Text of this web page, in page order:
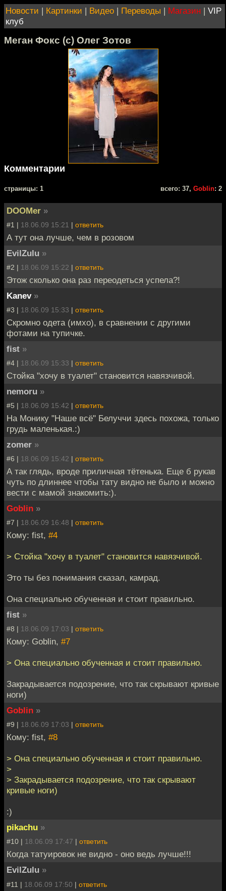
Новости | Картинки | Видео | Переводы | Магазин | VIP
клуб
Меган Фокс (с) Олег Зотов
Комментарии
cтраницы: 1 всего: 37, Goblin: 2
DOOMer »
#1 | 18.06.09 15:21 | ответить
А тут она лучше, чем в розовом
EvilZulu »
#2 | 18.06.09 15:22 | ответить
Этож сколько она раз переодеться успела?!
Kanev »
#3 | 18.06.09 15:33 | ответить
Скромно одета (имхо), в сравнении с другими
фотами на тупичке.
fist »
#4 | 18.06.09 15:33 | ответить
Стойка "хочу в туалет" становится навязчивой.
nemoru »
#5 | 18.06.09 15:42 | ответить
На Монику "Наше всё" Белуччи здесь похожа, только
грудь маленькая.:)
zomer »
#6 | 18.06.09 15:42 | ответить
А так глядь, вроде приличная тётенька. Еще б рукав
чуть по длиннее чтобы тату видно не было и можно
вести с мамой знакомить:).
Goblin »
#7 | 18.06.09 16:48 | ответить
Кому: fist, #4
> Стойка "хочу в туалет" становится навязчивой.
Это ты без понимания сказал, камрад.
Она специально обученная и стоит правильно.
fist »
#8 | 18.06.09 17:03 | ответить
Кому: Goblin, #7
> Она специально обученная и стоит правильно.
Закрадывается подозрение, что так скрывают кривые
ноги)
Goblin »
#9 | 18.06.09 17:03 | ответить
Кому: fist, #8
> Она специально обученная и стоит правильно.
>
> Закрадывается подозрение, что так скрывают
кривые ноги)
:)
pikachu »
#10 | 18.06.09 17:47 | ответить
Когда татуировок не видно - оно ведь лучше!!!
EvilZulu »
#11 | 18.06.09 17:50 | ответить